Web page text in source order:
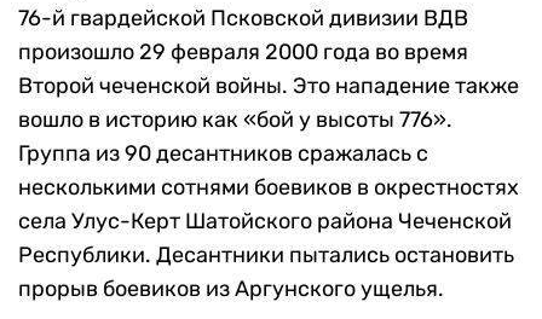
76-й гвардейской Псковской дивизии ВДВ
произошло 29 февраля 2000 года во время
Второй чеченской войны. Это нападение также
вошло в историю как «бой у высоты 776».
Группа из 90 десантников сражалась с
несколькими сотнями боевиков в окрестностях
села Улус-Керт Шатойского района Чеченской
Республики. Десантники пытались остановить
прорыв боевиков из Аргунского ущелья.